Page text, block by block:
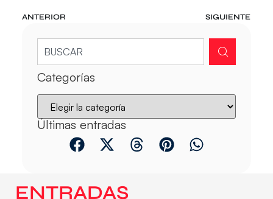
ANTERIOR SIGUIENTE
Categorías
Últimas entradas
ENTRADAS